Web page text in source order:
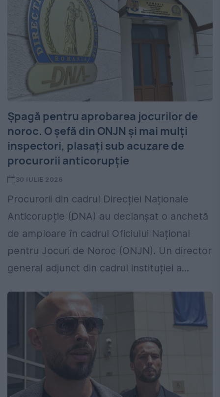
Șpagă pentru aprobarea jocurilor de
noroc. O șefă din ONJN și mai mulți
inspectori, plasați sub acuzare de
procurorii anticorupție
30 IULIE 2026
Procurorii din cadrul Direcției Naționale
Anticorupție (DNA) au declanșat o anchetă
de amploare în cadrul Oficiului Național
pentru Jocuri de Noroc (ONJN). Un director
general adjunct din cadrul instituției a...